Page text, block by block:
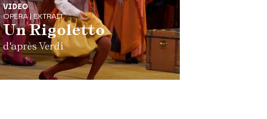
VIDEO
OPERA | EXTRAIT
Un Rigoletto
d'après Verdi